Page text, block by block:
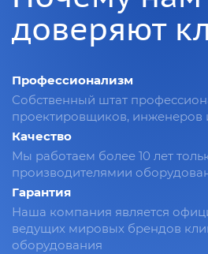
доверяют
Профессионализм
Собственный штат
проектировщиков, инженеров
Качество
Мы работаем более 10 лет
производителямии
Гарантия
Наша компания является
ведущих мировых брендов
оборудования